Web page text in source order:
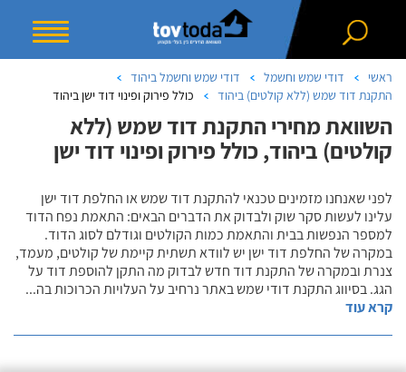
ראשי דודי שמש וחשמל
דודי שמש וחשמל ביהוד
התקנת דוד שמש (ללא קולטים) ביהוד
כולל פירוק ופינוי דוד ישן ביהוד
השוואת מחירי התקנת דוד שמש (ללא
קולטים) ביהוד, כולל פירוק ופינוי דוד ישן
לפני שאנחנו מזמינים טכנאי להתקנת דוד שמש או החלפת דוד ישן
עלינו לעשות סקר שוק ולבדוק את הדברים הבאים: התאמת נפח הדוד
למספר הנפשות בבית והתאמת כמות הקולטים וגודלם לסוג הדוד.
במקרה של החלפת דוד ישן יש לוודא תשתית קיימת של קולטים, מעמד,
צנרת ובמקרה של התקנת דוד חדש לבדוק מה התקן להוספת דוד על
הגג. בסיווג התקנת דודי שמש באתר נרחיב על העלויות הכרוכות בה...
קרא עוד